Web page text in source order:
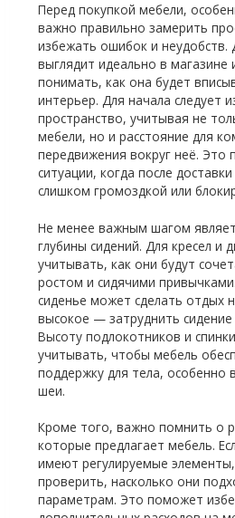
Перед покупкой мебели,
важно правильно замерить
избежать ошибок и неудобств.
выглядит идеально в магазине
понимать, как она будет
интерьер. Для начала следует
пространство, учитывая не
мебели, но и расстояние для
передвижения вокруг неё. Это
ситуации, когда после
слишком громоздкой или
Не менее важным шагом
глубины сидений. Для кресел и
учитывать, как они будут
ростом и сидячими
сиденье может сделать отдых
высокое — затруднить
Высоту подлокотников и
учитывать, чтобы мебель
поддержку для тела, особенно
шеи.
Кроме того, важно помнить о
которые предлагает мебель.
имеют регулируемые
проверить, насколько они
параметрам. Это поможет